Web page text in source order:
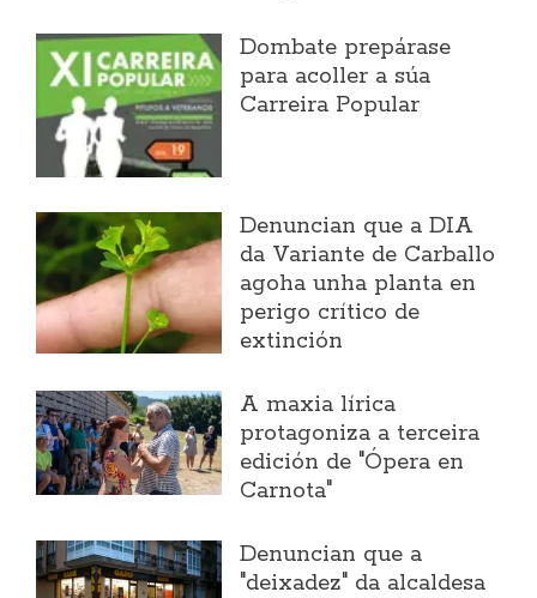
Dombate prepárase
para acoller a súa
Carreira Popular
Denuncian que a DIA
da Variante de Carballo
agoha unha planta en
perigo crítico de
extinción
A maxia lírica
protagoniza a terceira
edición de "Ópera en
Carnota"
Denuncian que a
"deixadez" da alcaldesa